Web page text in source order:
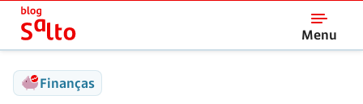
Menu
Salto
Finanças